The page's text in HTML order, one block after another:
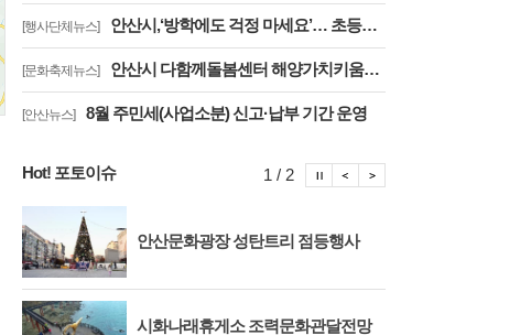
[행사단체뉴스] 안산시,‘방학에도 걱정 마세요’… 초등방학 틈새돌봄사업 추진
[문화축제뉴스] 안산시 다함께돌봄센터 해양가치키움터, 합창축제에서 감동의 무대
[안산뉴스] 8월 주민세(사업소분) 신고·납부 기간 운영
Hot! 포토이슈
안산문화광장 성탄트리 점등행사
시화나래휴게소 조력문화관달전망
1 / 2 포토이슈 이전보기
포토이슈 정지